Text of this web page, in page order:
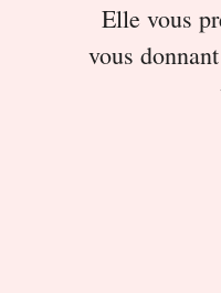
Elle vous
vous